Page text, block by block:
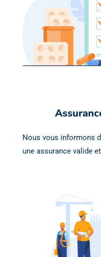
Nous vous informons
une assurance valide